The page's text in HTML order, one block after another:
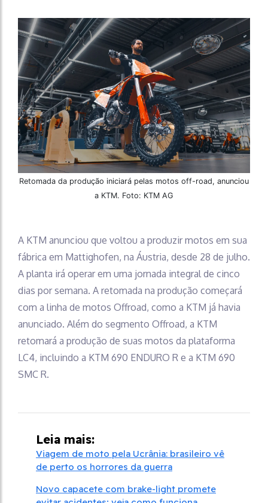
Retomada da produção iniciará pelas motos off-road, anunciou
a KTM. Foto: KTM AG
A KTM anunciou que voltou a produzir motos em sua
fábrica em Mattighofen, na Áustria, desde 28 de julho.
A planta irá operar em uma jornada integral de cinco
dias por semana. A retomada na produção começará
com a linha de motos Offroad, como a KTM já havia
anunciado. Além do segmento Offroad, a KTM
retomará a produção de suas motos da plataforma
LC4, incluindo a KTM 690 ENDURO R e a KTM 690
SMC R.
Leia mais:
Viagem de moto pela Ucrânia: brasileiro vê
de perto os horrores da guerra
Novo capacete com brake-light promete